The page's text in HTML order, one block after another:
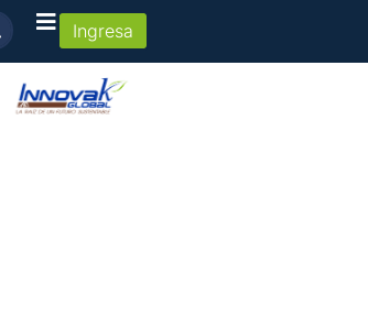
Ingresa